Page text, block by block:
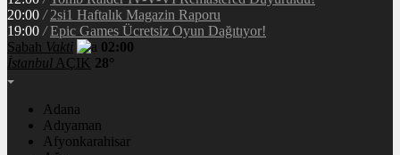
20:00 / 2si1 Haftalık Magazin Raporu
19:00 / Epic Games Ücretsiz Oyun Dağıtıyor!
Sabah Vakti
02:00
İstanbul AÇIK 28°
Adana
Adıyaman
Afyonkarahisar